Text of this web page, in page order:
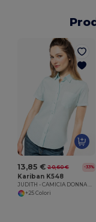
13,85 € 20,60 € -33%
Kariban K548
+25 Colori